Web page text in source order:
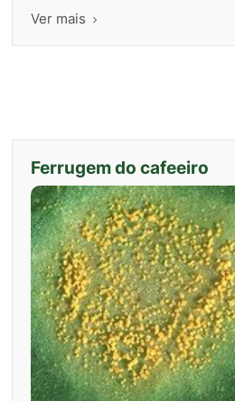
Ver mais
Ferrugem do cafeeiro